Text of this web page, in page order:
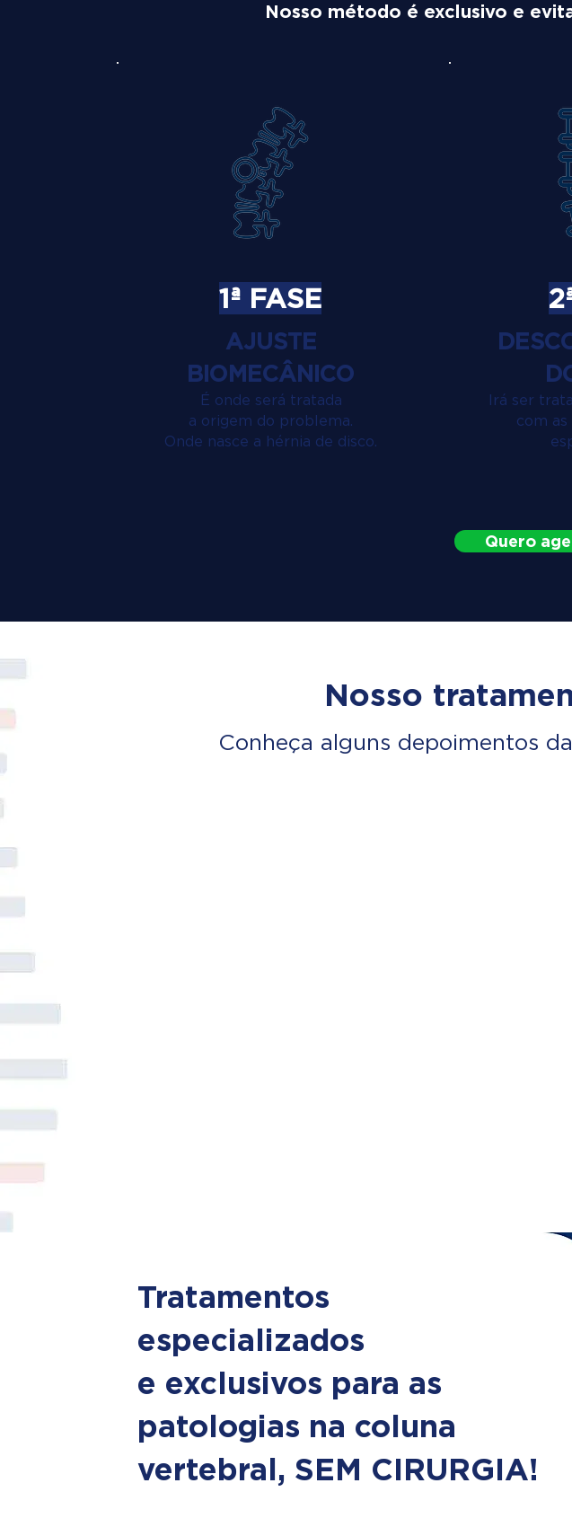
Nosso método é exclusivo e
1ª FASE
AJUSTE
BIOMECÂNICO
É onde será tratada
a origem do problema.
Onde nasce a hérnia de disco.
Irá ser
com as
Quero
Nosso
Conheça alguns depoimentos
Tratamentos
especializados
e exclusivos para as
patologias na coluna
vertebral, SEM CIRURGIA!